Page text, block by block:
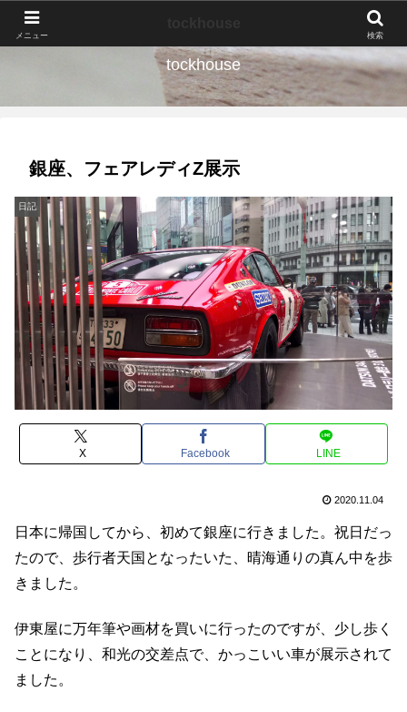
tockhouse
銀座、フェアレディZ展示
日記
X Facebook LINE
2020.11.04
日本に帰国してから、初めて銀座に行きました。祝日だっ
たので、歩行者天国となったいた、晴海通りの真ん中を歩
きました。
伊東屋に万年筆や画材を買いに行ったのですが、少し歩く
ことになり、和光の交差点で、かっこいい車が展示されて
ました。
メニュー 検索